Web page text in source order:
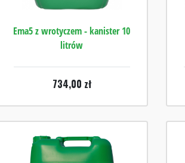
Ema5 z wrotyczem - kanister 10
litrów
734,00 zł